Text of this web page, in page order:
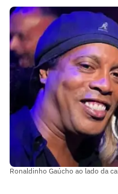
Ronaldinho Gaúcho ao lado da